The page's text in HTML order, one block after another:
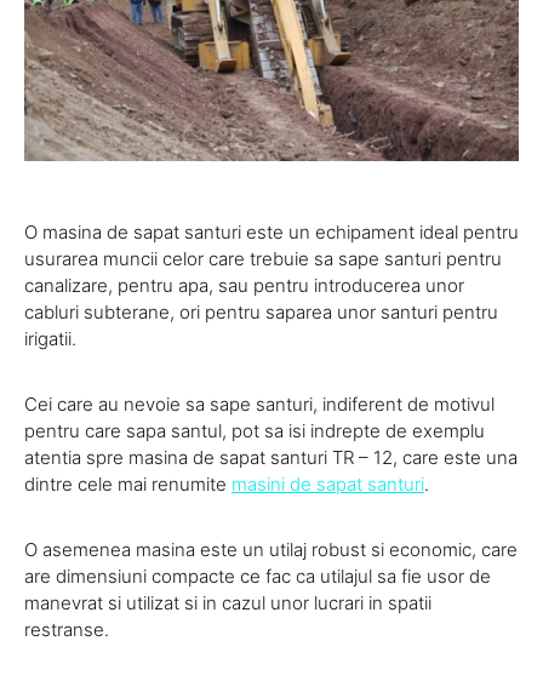
O masina de sapat santuri este un echipament ideal pentru
usurarea muncii celor care trebuie sa sape santuri pentru
canalizare, pentru apa, sau pentru introducerea unor
cabluri subterane, ori pentru saparea unor santuri pentru
irigatii.
Cei care au nevoie sa sape santuri, indiferent de motivul
pentru care sapa santul, pot sa isi indrepte de exemplu
atentia spre masina de sapat santuri TR – 12, care este una
dintre cele mai renumite masini de sapat santuri.
O asemenea masina este un utilaj robust si economic, care
are dimensiuni compacte ce fac ca utilajul sa fie usor de
manevrat si utilizat si in cazul unor lucrari in spatii
restranse.